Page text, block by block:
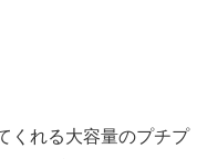
くれる大容量のプチプ